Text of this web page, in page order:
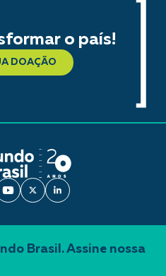
o país!
DOAÇÃO
Brasil. Assine nossa